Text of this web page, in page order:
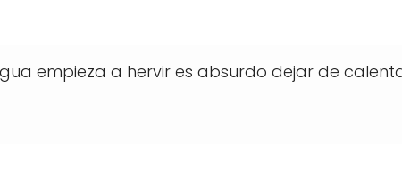
empieza a hervir es absurdo dejar de